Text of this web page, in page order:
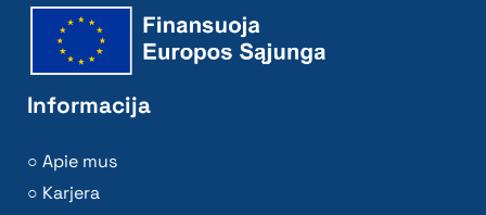
Informacija
Apie mus
Karjera